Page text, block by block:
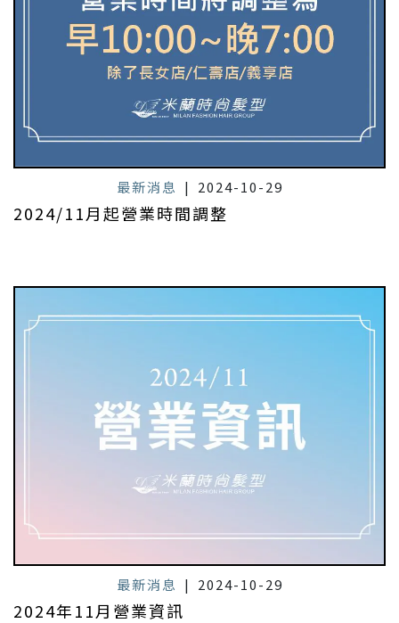
最新消息 | 2024-10-29
2024/11月起營業時間調整
最新消息 | 2024-10-29
2024年11月營業資訊